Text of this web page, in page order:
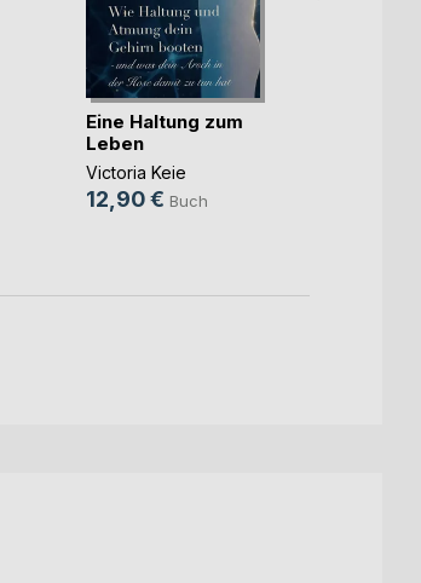
Eine Haltung zum
Leben
Victoria Keie
12,90 € Buch